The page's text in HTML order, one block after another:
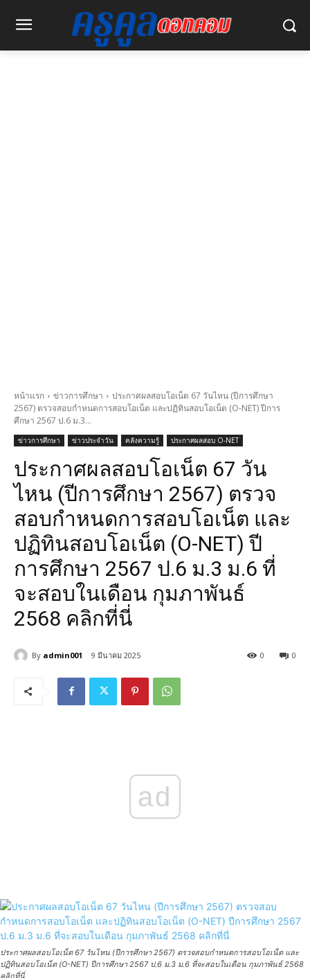
หน้าแรก ข่าวการศึกษา
ประกาศผลสอบโอเน็ต 67 วันไหน (ปีการศึกษา
2567) ตรวจสอบกำหนดการสอบโอเน็ต และปฏิทินสอบโอเน็ต (O-NET) ปีการ
ศึกษา 2567 ป.6 ม.3...
ข่าวการศึกษา ข่าวประจำวัน คลังความรู้ ประกาศผลสอบ O-NET
ประกาศผลสอบโอเน็ต 67 วัน
ไหน (ปีการศึกษา 2567) ตรวจ
สอบกำหนดการสอบโอเน็ต และ
ปฏิทินสอบโอเน็ต (O-NET) ปี
การศึกษา 2567 ป.6 ม.3 ม.6 ที่
จะสอบในเดือน กุมภาพันธ์
2568 คลิกที่นี่
By admin001 9 มีนาคม 2025 0
0
ad
ประกาศผลสอบโอเน็ต 67 วันไหน (ปีการศึกษา 2567) ตรวจสอบกำหนดการสอบโอเน็ต และ
ปฏิทินสอบโอเน็ต (O-NET) ปีการศึกษา 2567 ป.6 ม.3 ม.6 ที่จะสอบในเดือน กุมภาพันธ์ 2568
คลิกที่นี่